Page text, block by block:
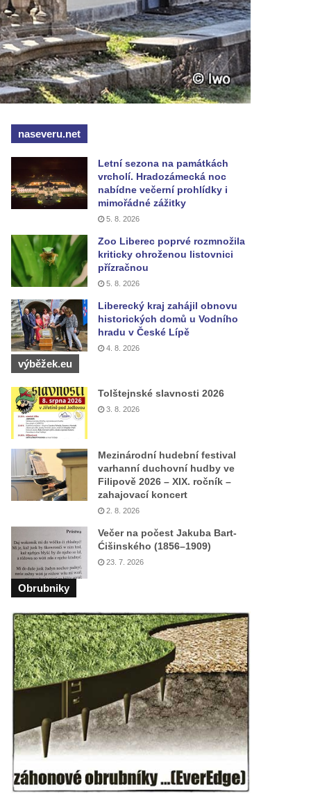
naseveru.net
Letní sezona na památkách
vrcholí. Hradozámecká noc
nabídne večerní prohlídky i
mimořádné zážitky
5. 8. 2026
Zoo Liberec poprvé rozmnožila
kriticky ohroženou listovnici
přízračnou
5. 8. 2026
Liberecký kraj zahájil obnovu
historických domů u Vodního
hradu v České Lípě
4. 8. 2026
výběžek.eu
Tolštejnské slavnosti 2026
3. 8. 2026
Mezinárodní hudební festival
varhanní duchovní hudby ve
Filipově 2026 – XIX. ročník –
zahajovací koncert
2. 8. 2026
Večer na počest Jakuba Bart-
Ćišinského (1856–1909)
23. 7. 2026
Obrubniky